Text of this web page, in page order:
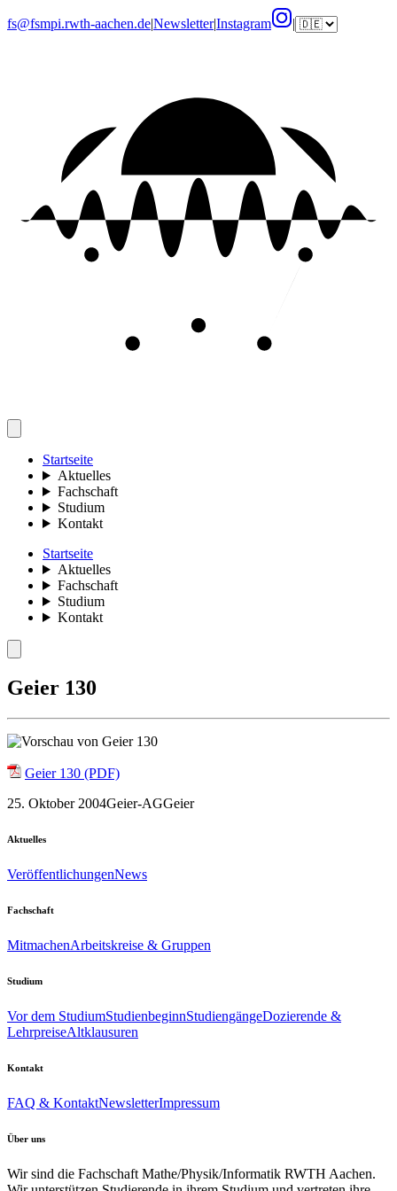
fs@fsmpi.rwth-aachen.de|Newsletter|Instagram |
Startseite
Aktuelles
Fachschaft
Studium
Kontakt
Startseite
Aktuelles
Fachschaft
Studium
Kontakt
Geier 130
Geier 130 (PDF)
25. Oktober 2004Geier-AGGeier
Aktuelles
VeröffentlichungenNews
Fachschaft
MitmachenArbeitskreise & Gruppen
Studium
Vor dem StudiumStudienbeginnStudiengängeDozierende &
LehrpreiseAltklausuren
Kontakt
FAQ & KontaktNewsletterImpressum
Über uns
Wir sind die Fachschaft Mathe/Physik/Informatik RWTH Aachen.